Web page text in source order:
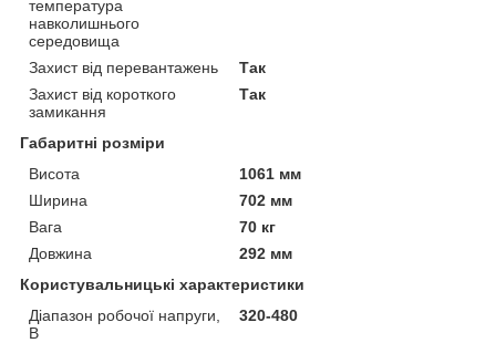
температура
навколишнього
середовища
Захист від перевантажень
Так
Захист від короткого
замикання
Так
Габаритні розміри
Висота
1061 мм
Ширина
702 мм
Вага
70 кг
Довжина
292 мм
Користувальницькі характеристики
Діапазон робочої напруги,
В
320-480